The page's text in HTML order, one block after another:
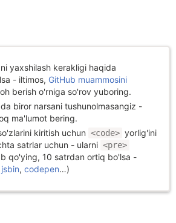
yaxshilash kerakligi haqida
- iltimos, GitHub muammosini
berish o'rniga so'rov yuboring.
biror narsani tushunolmasangiz -
ma'lumot bering.
kiritish uchun <code> yorlig'ini
satrlar uchun - ularni <pre>
qo'ying, 10 satrdan ortiq bo'lsa -
jsbin, codepen…)